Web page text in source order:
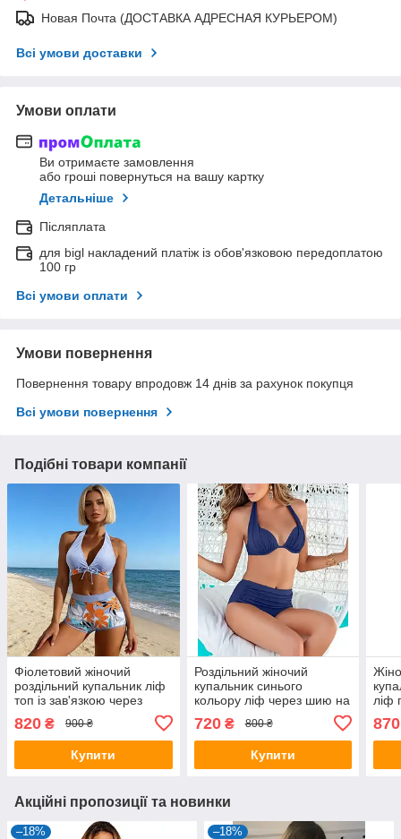
Новая Почта (ДОСТАВКА АДРЕСНАЯ КУРЬЕРОМ)
Всі умови доставки
Умови оплати
Ви отримаєте замовлення
або гроші повернуться на вашу картку
Детальніше
Післяплата
для bigl накладений платіж із обов'язковою передоплатою
100 гр
Всі умови оплати
Умови повернення
Повернення товару впродовж 14 днів за рахунок покупця
Всі умови повернення
Подібні товари компанії
Фіолетовий жіночий
роздільний купальник ліф
топ із зав'язкою через
820 ₴ 900 ₴
Купити
Роздільний жіночий
купальник синього
кольору ліф через шию на
плавками
720₴ 800 ₴
Купити
ліф
870
Акційні пропозиції та новинки
–18% –18%